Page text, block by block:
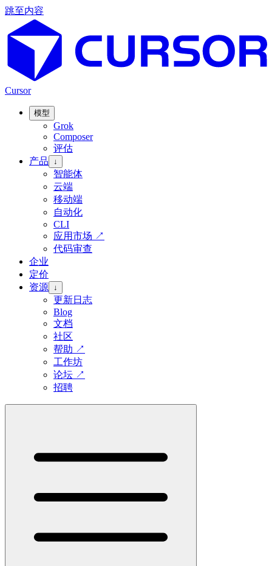
跳至内容
Cursor
模型
Grok
Composer
评估
产品
↓
智能体
云端
移动端
自动化
CLI
应用市场 ↗
代码审查
企业
定价
资源 ↓
更新日志
Blog
文档
社区
帮助 ↗
工作坊
论坛 ↗
招聘